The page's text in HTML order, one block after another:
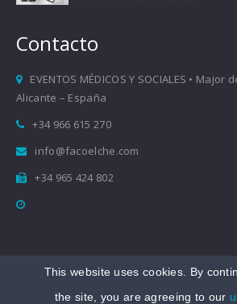
Contacto
EVENTOS MÉDICOS Y SOCIALES • Major
Alicante – España
+34 966 615 270
info@facoelche.com
+34 965 424 802
Copyright © 2008-2026
This website uses cookies. By
the site, you are agreeing to our